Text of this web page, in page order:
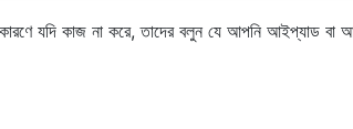
যদি কাজ না করে, তাদের বলুন যে আপনি আইপ্যাড বা